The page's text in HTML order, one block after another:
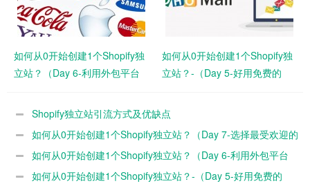
如何从0开始创建1个Shopify独
立站？（Day 6-利用外包平台
如何从0开始创建1个Shopify独
立站？-（Day 5-好用免费的
Shopify独立站引流方式及优缺点
如何从0开始创建1个Shopify独立站？（Day 7-选择最受欢迎的
官方免费主题模板Dawn）
如何从0开始创建1个Shopify独立站？（Day 6-利用外包平台
Fiverr设计品牌Logo）
如何从0开始创建1个Shopify独立站？-（Day 5-好用免费的